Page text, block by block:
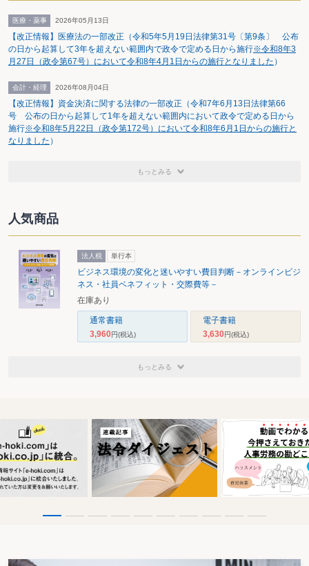
医療・薬事 2026年05月13日
【改正情報】医療法の一部改正（令和5年5月19日法律第31号〔第9条〕 公布
の日から起算して3年を超えない範囲内で政令で定める日から施行※令和8年3
月27日（政令第67号）において令和8年4月1日からの施行となりました ）
会計・経理 2026年08月04日
【改正情報】資金決済に関する法律の一部改正（令和7年6月13日法律第66
号 公布の日から起算して1年を超えない範囲内において政令で定める日から
施行※令和8年5月22日（政令第172号）において令和8年6月1日からの施行と
なりました ）
もっとみる
人気商品
法人税 単行本
ビジネス環境の変化と迷いやすい費目判断－オンラインビジ
ネス・社員ベネフィット・交際費等－
在庫あり
通常書籍
3,960円(税込)
電子書籍
3,630円(税込)
もっとみる